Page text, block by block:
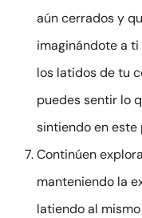
aún cerrados y
imaginándote a
los latidos de tu
puedes sentir lo
sintiendo en este
Continúen
manteniendo la
latiendo al